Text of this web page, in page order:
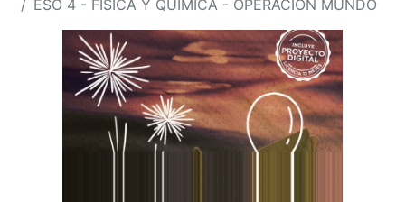
ESO 4 - FISICA Y QUIMICA - OPERACION MUNDO